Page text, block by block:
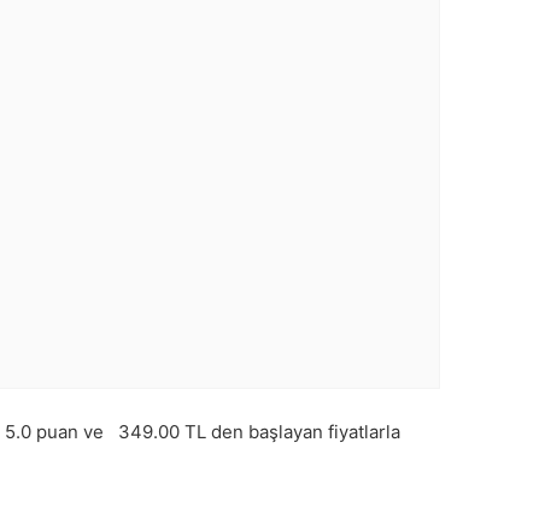
5.0 puan ve 349.00 TL den başlayan fiyatlarla